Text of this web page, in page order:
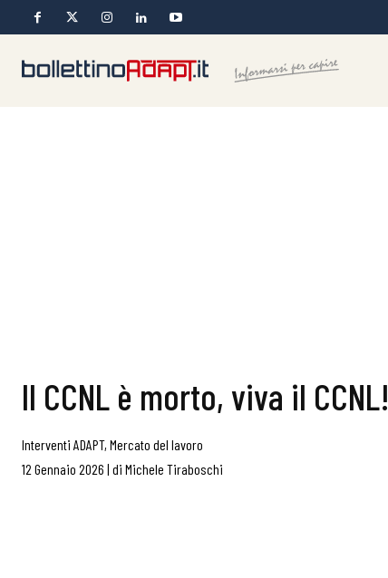
Il CCNL è morto, viva il CCNL!
Interventi ADAPT, Mercato del lavoro
12 Gennaio 2026 | di Michele Tiraboschi